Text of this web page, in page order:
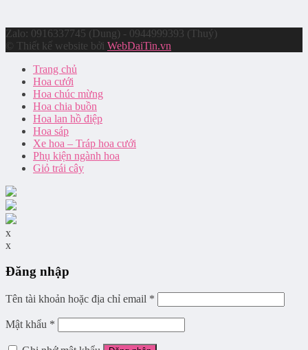
Zalo: 0916337745 (Dung) - 0944999393 (Thuý)
© Thiết kế website bởi WebDaiTin.vn
Trang chủ
Hoa cưới
Hoa chúc mừng
Hoa chia buồn
Hoa lan hồ điệp
Hoa sáp
Xe hoa – Tráp hoa cưới
Phụ kiện ngành hoa
Giỏ trái cây
x
x
Đăng nhập
Tên tài khoản hoặc địa chỉ email *
Mật khẩu *